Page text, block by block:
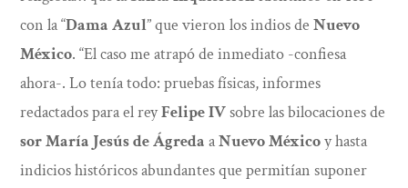
con la “Dama Azul” que vieron los indios deNuevo
México. “El caso me atrapó de inmediato -confiesa
ahora-. Lo tenía todo: pruebas físicas, informes
redactados para el reyFelipe IVsobre las bilocaciones de
sor María Jesús de Ágreda aNuevo Méxicoy hasta
indicios históricos abundantes que permitían suponer